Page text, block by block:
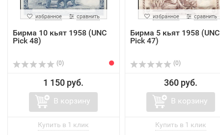
избранное сравнить
Бирма 10 кьят 1958 (UNC
Pick 48)
(0)
1 150 руб.
В корзину
избранное сравнить
Бирма 5 кьят 1958 (UNC
Pick 47)
(0)
360 руб.
В корзину